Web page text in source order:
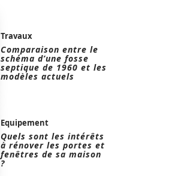
Travaux
Comparaison entre le
schéma d’une fosse
septique de 1960 et les
modèles actuels
Equipement
Quels sont les intérêts
à rénover les portes et
fenêtres de sa maison
?